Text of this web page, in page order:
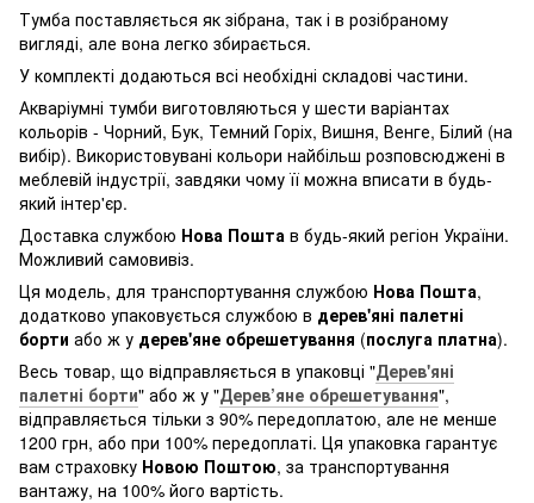
Тумба поставляється як зібрана, так і в розібраному
вигляді, але вона легко збирається.
У комплекті додаються всі необхідні складові частини.
Акваріумні тумби виготовляються у шести варіантах
кольорів - Чорний, Бук, Темний Горіх, Вишня, Венге, Білий (на
вибір). Використовувані кольори найбільш розповсюджені в
меблевій індустрії, завдяки чому її можна вписати в будь-
який інтер'єр.
Доставка службою Нова Пошта в будь-який регіон України.
Можливий самовивіз.
Ця модель, для транспортування службою Нова Пошта,
додатково упаковується службою в дерев'яні палетні
борти або ж у дерев'яне обрешетування (послуга платна).
Весь товар, що відправляється в упаковці "Дерев'яні
палетні борти" або ж у "Дерев’яне обрешетування",
відправляється тільки з 90% передоплатою, але не менше
1200 грн, або при 100% передоплаті. Ця упаковка гарантує
вам страховку Новою Поштою, за транспортування
вантажу, на 100% його вартість.